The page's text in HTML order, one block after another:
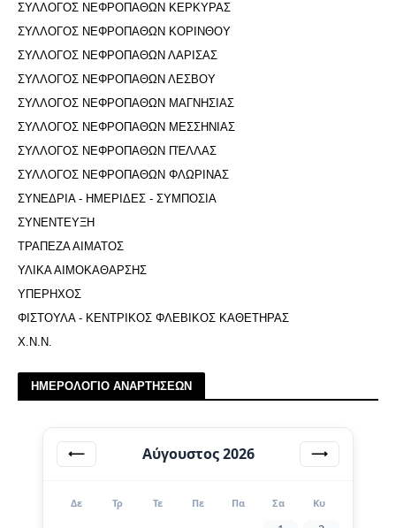
ΣΥΛΛΟΓΟΣ ΝΕΦΡΟΠΑΘΩΝ ΚΕΡΚΥΡΑΣ
ΣΥΛΛΟΓΟΣ ΝΕΦΡΟΠΑΘΩΝ ΚΟΡΙΝΘΟΥ
ΣΥΛΛΟΓΟΣ ΝΕΦΡΟΠΑΘΩΝ ΛΑΡΙΣΑΣ
ΣΥΛΛΟΓΟΣ ΝΕΦΡΟΠΑΘΩΝ ΛΕΣΒΟΥ
ΣΥΛΛΟΓΟΣ ΝΕΦΡΟΠΑΘΩΝ ΜΑΓΝΗΣΙΑΣ
ΣΥΛΛΟΓΟΣ ΝΕΦΡΟΠΑΘΩΝ ΜΕΣΣΗΝΙΑΣ
ΣΥΛΛΟΓΟΣ ΝΕΦΡΟΠΑΘΩΝ ΠΈΛΛΑΣ
ΣΥΛΛΟΓΟΣ ΝΕΦΡΟΠΑΘΩΝ ΦΛΩΡΙΝΑΣ
ΣΥΝΕΔΡΙΑ - ΗΜΕΡΙΔΕΣ - ΣΥΜΠΟΣΙΑ
ΣΥΝΕΝΤΕΥΞΗ
ΤΡΑΠΕΖΑ ΑΙΜΑΤΟΣ
ΥΛΙΚΑ ΑΙΜΟΚΑΘΑΡΣΗΣ
ΥΠΕΡΗΧΟΣ
ΦΙΣΤΟΥΛΑ - ΚΕΝΤΡΙΚΟΣ ΦΛΕΒΙΚΟΣ ΚΑΘΕΤΗΡΑΣ
Χ.Ν.Ν.
ΗΜΕΡΟΛΟΓΙΟ ΑΝΑΡΤΗΣΕΩΝ
⟵ Αύγουστος 2026 ⟶
Δε Τρ Τε Πε Πα Σα Κυ